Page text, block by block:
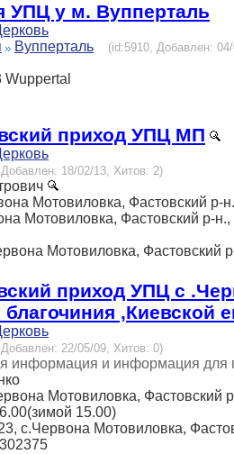
УПЦ у м. Вупперталь
Вупперталь (id:5910, Добавлен:
приход УПЦ МП
18/02/13, Хитов: 2)
Мотовиловка, Фастовский р-
Мотовиловка, Фастовский р-н.,
Мотовиловка, Фастовский
приход УПЦ с
,Киевской
22/05/09, Хитов: 0)
информация и информация для
Мотовиловка, Фастовский
15.00)
с.Червона Мотовиловка,